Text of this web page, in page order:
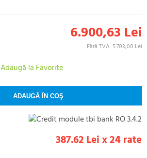
6.900,63 Lei
Fără TVA: 5.703,00 Lei
Adaugă la Favorite
387.62 Lei x 24 rate